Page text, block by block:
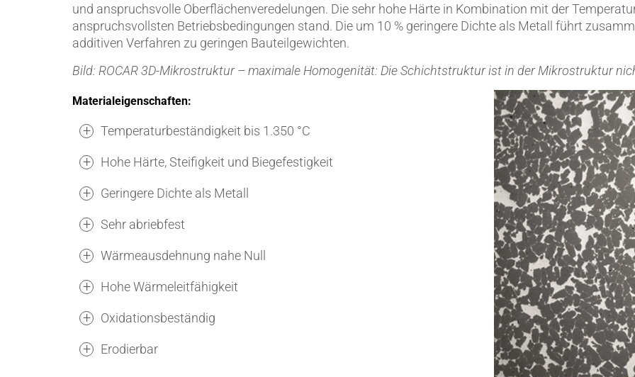
und anspruchsvolle Oberflächenveredelungen. Die sehr hohe Härte in Kombination mit der
anspruchsvollsten Betriebsbedingungen stand. Die um 10 % geringere Dichte als Metall führt
additiven Verfahren zu geringen Bauteilgewichten.
Bild: ROCAR 3D-Mikrostruktur – maximale Homogenität: Die Schichtstruktur ist in der Mikrostruktur
Materialeigenschaften:
Temperaturbeständigkeit bis 1.350 °C
Hohe Härte, Steifigkeit und Biegefestigkeit
Geringere Dichte als Metall
Sehr abriebfest
Wärmeausdehnung nahe Null
Hohe Wärmeleitfähigkeit
Oxidationsbeständig
Erodierbar